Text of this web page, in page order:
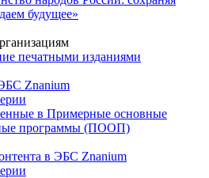
будущее»
печатными изданиями
Znanium
в Примерные основные
программы (ПООП)
в ЭБС Znanium